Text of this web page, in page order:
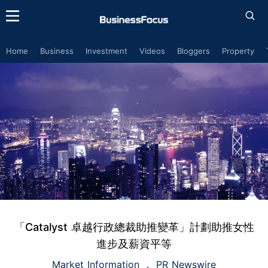
Home Business Investment Videos Bloggers Property
「Catalyst 卓越行政總裁助推變革」計劃助推女性
進步及薪資平等
Market Information PR Newswire